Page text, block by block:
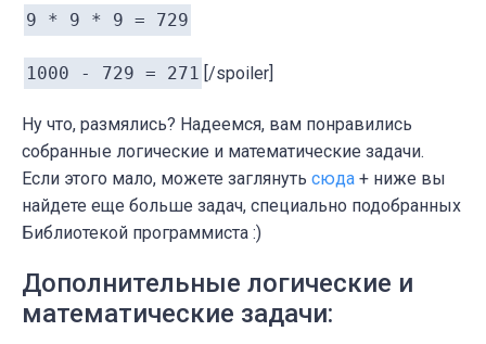
9 * 9 * 9 = 729
1000 - 729 = 271 [/spoiler]
Ну что, размялись? Надеемся, вам понравились
собранные логические и математические задачи.
Если этого мало, можете заглянуть сюда + ниже вы
найдете еще больше задач, специально подобранных
Библиотекой программиста :)
Дополнительные логические и
математические задачи: